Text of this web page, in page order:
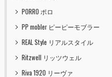
PORRO ポロ
PP mobler ピーピーモブラー
REAL Style リアルスタイル
Ritzwell リッツウェル
Riva 1920 リーヴァ